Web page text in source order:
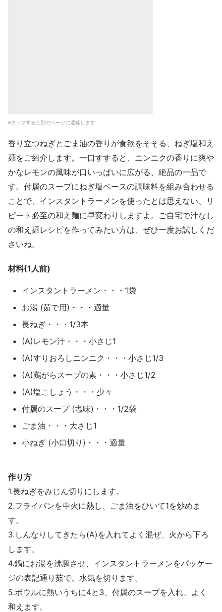
※タップすると別のページに遷移します
香り立つねぎとごま油の香りが食欲をそそる、ねぎ塩和え
麺をご紹介します。一口すすると、ニンニクの香りに爽や
かなレモンの風味が口いっぱいに広がる、絶品の一品で
す。付属のスープにねぎ塩ベースの調味料を組み合わせる
ことで、インスタントラーメンを使ったとは思えない、リ
ピート必至の和え麺に早変わりしますよ。ご自宅で汁なし
の和え麺レシピを作ってみたい方は、ぜひ一度お試しくだ
さいね。
材料(1人前)
インスタントラーメン・・・1袋
お湯 (茹で用)・・・適量
長ねぎ・・・1/3本
(A)レモン汁・・・小さじ1
(A)すりおろしニンニク・・・小さじ1/3
(A)鶏がらスープの素・・・小さじ1/2
(A)塩こしょう・・・少々
付属のスープ (塩味)・・・1/2袋
ごま油・・・大さじ1
小ねぎ (小口切り)・・・適量
作り方
1.長ねぎをみじん切りにします。
2.フライパンを中火に熱し、ごま油をひいて1を炒めま
す。
3.しんなりしてきたら(A)を入れてよく混ぜ、火から下ろ
します。
4.鍋にお湯を沸騰させ、インスタントラーメンをパッケー
ジの表記通り茹で、水気を切ります。
5.ボウルに熱いうちに4と3、付属のスープを入れ、よく
和えます。